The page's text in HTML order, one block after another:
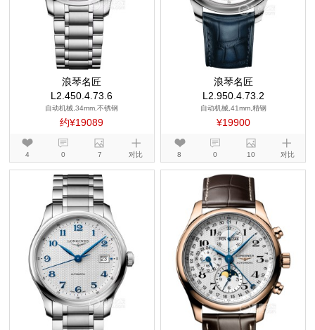
浪琴名匠
L2.450.4.73.6
自动机械,34mm,不锈钢
约¥19089
4 0 7 对比
浪琴名匠
L2.950.4.73.2
自动机械,41mm,精钢
¥19900
8 0 10 对比